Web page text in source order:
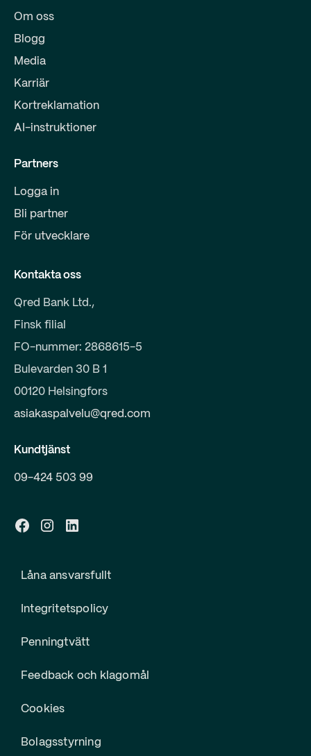
Om oss
Blogg
Media
Karriär
Kortreklamation
AI-instruktioner
Partners
Logga in
Bli partner
För utvecklare
Kontakta oss
Qred Bank Ltd.,
Finsk filial
FO-nummer: 2868615-5
Bulevarden 30 B 1
00120 Helsingfors
asiakaspalvelu@qred.com
Kundtjänst
09-424 503 99
Låna ansvarsfullt
Integritetspolicy
Penningtvätt
Feedback och klagomål
Cookies
Bolagsstyrning